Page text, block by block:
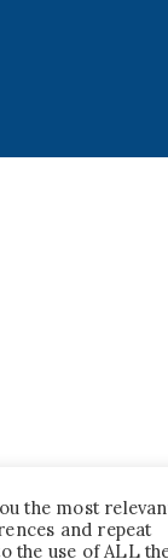
the most
and repeat
the use of ALL